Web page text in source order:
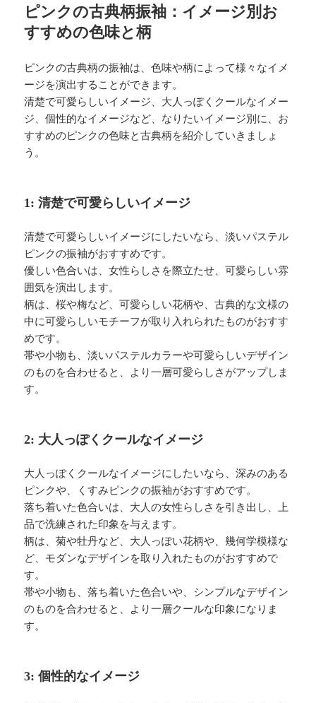
ピンクの古典柄振袖：イメージ別お
すすめの色味と柄
ピンクの古典柄の振袖は、色味や柄によって様々なイメ
ージを演出することができます。
清楚で可愛らしいイメージ、大人っぽくクールなイメー
ジ、個性的なイメージなど、なりたいイメージ別に、お
すすめのピンクの色味と古典柄を紹介していきましょ
う。
1: 清楚で可愛らしいイメージ
清楚で可愛らしいイメージにしたいなら、淡いパステル
ピンクの振袖がおすすめです。
優しい色合いは、女性らしさを際立たせ、可愛らしい雰
囲気を演出します。
柄は、桜や梅など、可愛らしい花柄や、古典的な文様の
中に可愛らしいモチーフが取り入れられたものがおすす
めです。
帯や小物も、淡いパステルカラーや可愛らしいデザイン
のものを合わせると、より一層可愛らしさがアップしま
す。
2: 大人っぽくクールなイメージ
大人っぽくクールなイメージにしたいなら、深みのある
ピンクや、くすみピンクの振袖がおすすめです。
落ち着いた色合いは、大人の女性らしさを引き出し、上
品で洗練された印象を与えます。
柄は、菊や牡丹など、大人っぽい花柄や、幾何学模様な
ど、モダンなデザインを取り入れたものがおすすめで
す。
帯や小物も、落ち着いた色合いや、シンプルなデザイン
のものを合わせると、より一層クールな印象になりま
す。
3: 個性的なイメージ